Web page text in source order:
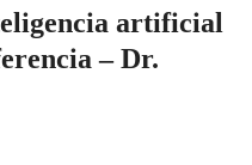
artificial
– Dr.